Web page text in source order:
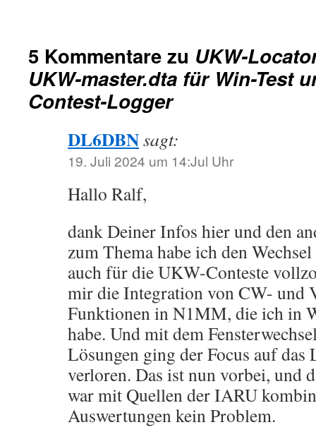
5 Kommentare zu UKW-
UKW-master.dta für Win-Test
Contest-Logger
DL6DBNsagt:
19. Juli 2024 um 14:Jul Uhr
Hallo Ralf,
dank Deiner Infos hier und den
zum Thema habe ich den
auch für die UKW-Conteste
mir die Integration von CW- und
Funktionen in N1MM, die ich in
habe. Und mit dem
Lösungen ging der Focus auf das
verloren. Das ist nun vorbei, und
war mit Quellen der IARU
Auswertungen kein Problem.